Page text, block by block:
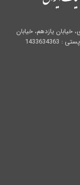
یازدهم، خیابان